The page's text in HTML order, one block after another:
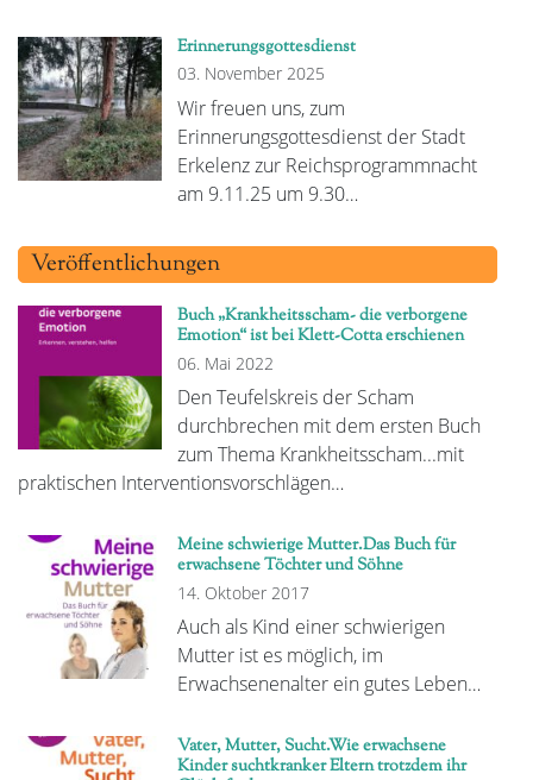
Erinnerungsgottesdienst
03. November 2025
Wir freuen uns, zum
Erinnerungsgottesdienst der Stadt
Erkelenz zur Reichsprogrammnacht
am 9.11.25 um 9.30…
Veröffentlichungen
Buch „Krankheitsscham- die verborgene
Emotion“ ist bei Klett-Cotta erschienen
06. Mai 2022
Den Teufelskreis der Scham
durchbrechen mit dem ersten Buch
zum Thema Krankheitsscham...mit
praktischen Interventionsvorschlägen…
Meine schwierige Mutter.Das Buch für
erwachsene Töchter und Söhne
14. Oktober 2017
Auch als Kind einer schwierigen
Mutter ist es möglich, im
Erwachsenenalter ein gutes Leben…
Vater, Mutter, Sucht.Wie erwachsene
Kinder suchtkranker Eltern trotzdem ihr